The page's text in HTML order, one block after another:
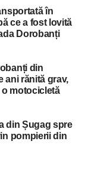
în
ce a fost lovită
Dorobanți
din
ani rănită grav,
motocicletă
din Șugag spre
pompierii din